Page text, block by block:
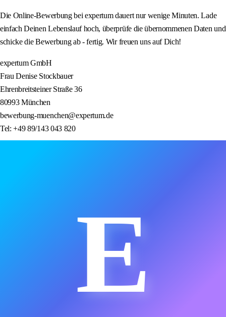
Die Online-Bewerbung bei expertum dauert nur wenige Minuten. Lade
einfach Deinen Lebenslauf hoch, überprüfe die übernommenen Daten und
schicke die Bewerbung ab - fertig. Wir freuen uns auf Dich!
expertum GmbH
Frau Denise Stockbauer
Ehrenbreitsteiner Straße 36
80993 München
bewerbung-muenchen@expertum.de
Tel: +49 89/143 043 820
E